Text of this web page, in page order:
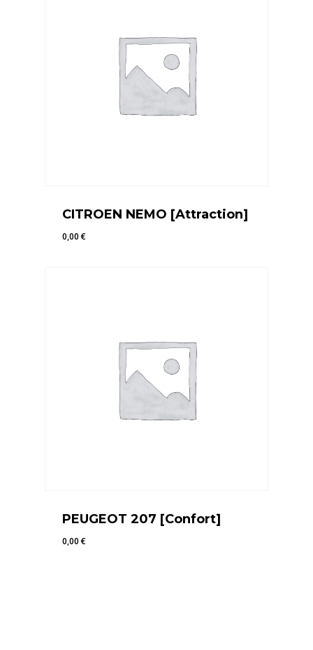
CITROEN NEMO [Attraction]
0,00€
PEUGEOT 207 [Confort]
0,00€